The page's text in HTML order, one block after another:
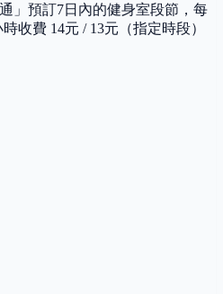
」預訂7日內的健身室段節，每
收費 14元 / 13元（指定時段）